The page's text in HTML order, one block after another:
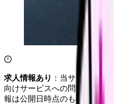
求人情報あり ：当サイトは自
向けサービスへの問い合わせ
報は公開日時点のものです。